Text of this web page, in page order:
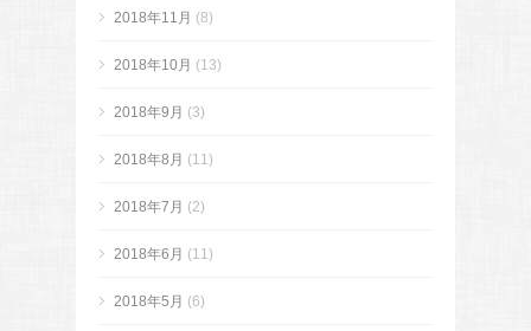
2018年11月 (8)
2018年10月 (13)
2018年9月 (3)
2018年8月 (11)
2018年7月 (2)
2018年6月 (11)
2018年5月 (6)